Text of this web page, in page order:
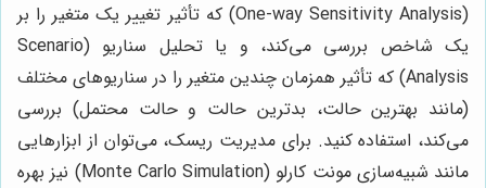
(One-way Sensitivity Analysis) که تأثیر تغییر یک متغیر را بر
یک شاخص بررسی می‌کند، و یا تحلیل سناریو (Scenario
Analysis) که تأثیر همزمان چندین متغیر را در سناریوهای مختلف
(مانند بهترین حالت، بدترین حالت و حالت محتمل) بررسی
می‌کند، استفاده کنید. برای مدیریت ریسک، می‌توان از ابزارهایی
مانند شبیه‌سازی مونت کارلو (Monte Carlo Simulation) نیز بهره